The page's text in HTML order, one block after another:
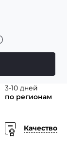
3-10 дней
по регионам
Качество